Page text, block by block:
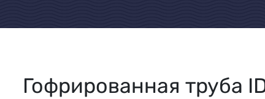
Гофрированная труба